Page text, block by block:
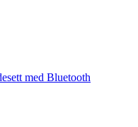
med Bluetooth